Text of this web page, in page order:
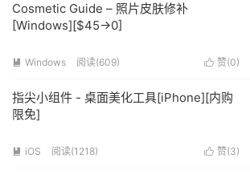
Cosmetic Guide – 照片皮肤修补
[Windows][$45→0]
 赞(0)
 Windows 阅读(609)
指尖小组件 - 桌面美化工具[iPhone][内购
限免]
 赞(3)
 iOS 阅读(1218)